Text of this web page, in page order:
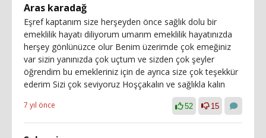
Aras karadağ
Eşref kaptanım size herşeyden önce sağlık dolu bir
emeklilik hayatı diliyorum umarım emeklilik hayatınızda
herşey gönlünüzce olur Benim üzerimde çok emeğiniz
var sizin yanınızda çok uçtum ve sizden çok şeyler
öğrendim bu emekleriniz için de ayrıca size çok teşekkür
ederim Sizi çok seviyoruz Hoşçakalın ve sağlıkla kalın
7 yıl önce 52 15